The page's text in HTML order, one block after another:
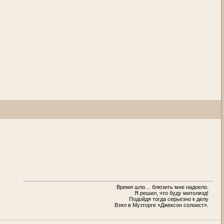
Время шло… блюзить мне надоело.
Я решил, что буду митолизд!
Подойдя тогда серьезно к делу
Взял в Музторге «Джексон солоист».